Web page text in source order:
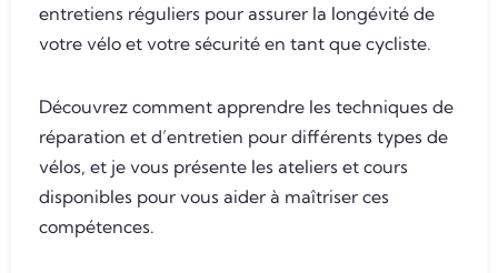
entretiens réguliers pour assurer la longévité de
votre vélo et votre sécurité en tant que cycliste.
Découvrez comment apprendre les techniques de
réparation et d’entretien pour différents types de
vélos, et je vous présente les ateliers et cours
disponibles pour vous aider à maîtriser ces
compétences.